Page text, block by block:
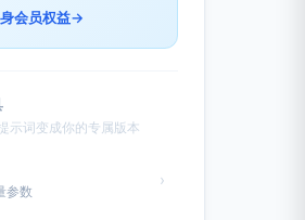
会员权益→
示词变成你的专属版本
参数
›